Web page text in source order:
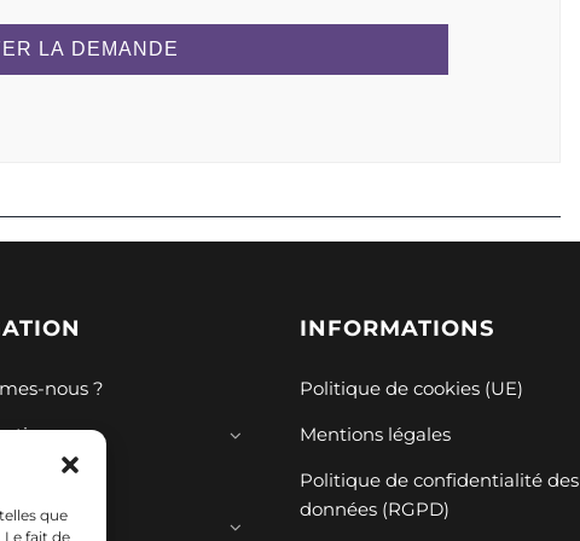
que
fait de
LA DEMANDE
nous ?
INFORMATIONS
Politique de cookies (UE)
Mentions légales
Politique de confidentialité des
données (RGPD)